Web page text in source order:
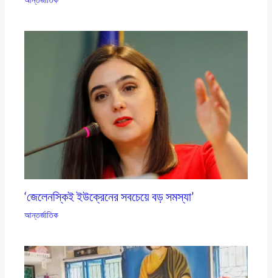
‘জেলেনস্কিই ইউক্রেনের সবচেয়ে বড় সমস্যা’
আন্তর্জাতিক